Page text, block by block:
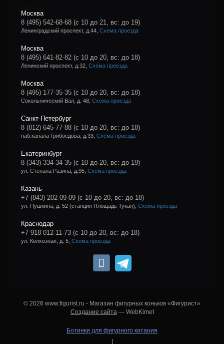
Москва
8 (495) 542-68-68 (с 10 до 21, вс: до 19)
Ленинградский проспект, д.44, Схема проезда
Москва
8 (495) 641-82-82 (с 10 до 20, вс: до 18)
Ленинский проспект, д.32, Схема проезда
Москва
8 (495) 177-35-35 (с 10 до 20, вс: до 18)
Сокольнический Вал, д. 48, Схема проезда
Санкт-Петербург
8 (812) 645-77-88 (с 10 до 20, вс: до 18)
наб.канала Грибоедова, д.33, Схема проезда
Екатеринбург
8 (343) 334-34-35 (с 10 до 20, вс: до 19)
ул. Степана Разина, д.95, Схема проезда
Казань
+7 (843) 202-09-09 (с 10 до 20, вс: до 18)
ул. Пушкина, д. 52 (станция Площадь Тукая), Схема проезда
Краснодар
+7 918 012-11-73 (с 10 до 20, вс: до 18)
ул. Колхозная, д. 5, Схема проезда
© 2026 www.figurist.ru - Магазин фигурных коньков «Фигурист»
Создание сайта — WebKimet
Ботинки для фигурного катания
|